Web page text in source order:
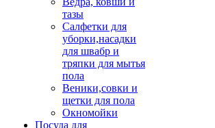
тазы
Салфетки для
уборки,насадки
для швабр и
тряпки для мытья
пола
Веники,совки и
щетки для пола
Окномойки
Посуда для